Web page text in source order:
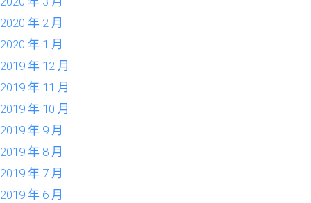
2020 年 2 月
2020 年 1 月
2019 年 12 月
2019 年 11 月
2019 年 10 月
2019 年 9 月
2019 年 8 月
2019 年 7 月
2019 年 6 月